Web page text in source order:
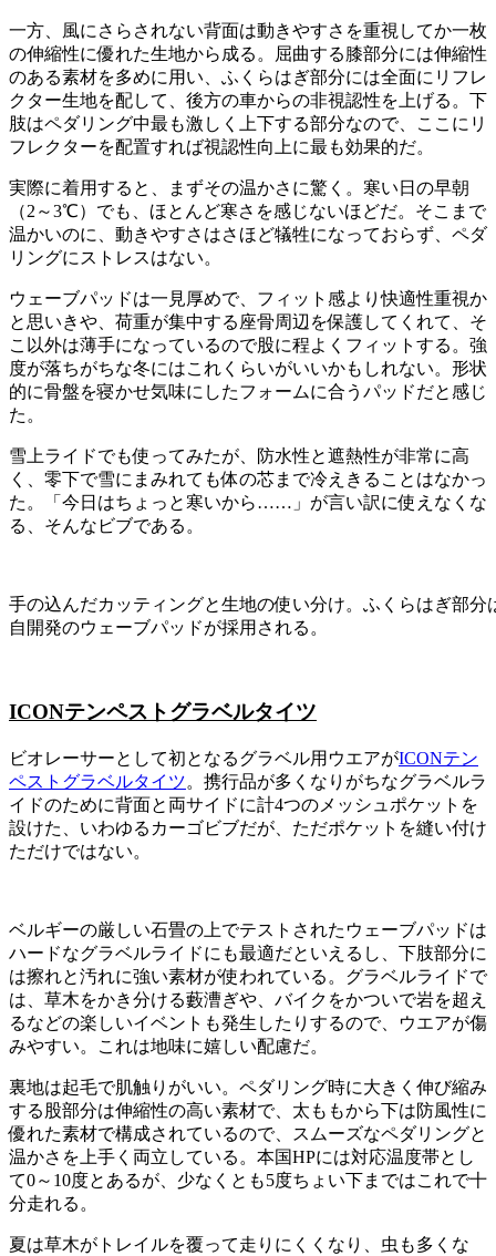
一方、風にさらされない背面は動きやすさを重視してか一枚
の伸縮性に優れた生地から成る。屈曲する膝部分には伸縮性
のある素材を多めに用い、ふくらはぎ部分には全面にリフレ
クター生地を配して、後方の車からの非視認性を上げる。下
肢はペダリング中最も激しく上下する部分なので、ここにリ
フレクターを配置すれば視認性向上に最も効果的だ。
実際に着用すると、まずその温かさに驚く。寒い日の早朝
（2～3℃）でも、ほとんど寒さを感じないほどだ。そこまで
温かいのに、動きやすさはさほど犠牲になっておらず、ペダ
リングにストレスはない。
ウェーブパッドは一見厚めで、フィット感より快適性重視か
と思いきや、荷重が集中する座骨周辺を保護してくれて、そ
こ以外は薄手になっているので股に程よくフィットする。強
度が落ちがちな冬にはこれくらいがいいかもしれない。形状
的に骨盤を寝かせ気味にしたフォームに合うパッドだと感じ
た。
雪上ライドでも使ってみたが、防水性と遮熱性が非常に高
く、零下で雪にまみれても体の芯まで冷えきることはなかっ
た。「今日はちょっと寒いから……」が言い訳に使えなくな
る、そんなビブである。
手の込んだカッティングと生地の使い分け。ふくらはぎ部
自開発のウェーブパッドが採用される。
ICONテンペストグラベルタイツ
ビオレーサーとして初となるグラベル用ウエアがICONテン
ペストグラベルタイツ。携行品が多くなりがちなグラベルラ
イドのために背面と両サイドに計4つのメッシュポケットを
設けた、いわゆるカーゴビブだが、ただポケットを縫い付け
ただけではない。
ベルギーの厳しい石畳の上でテストされたウェーブパッドは
ハードなグラベルライドにも最適だといえるし、下肢部分に
は擦れと汚れに強い素材が使われている。グラベルライドで
は、草木をかき分ける藪漕ぎや、バイクをかついで岩を超え
るなどの楽しいイベントも発生したりするので、ウエアが傷
みやすい。これは地味に嬉しい配慮だ。
裏地は起毛で肌触りがいい。ペダリング時に大きく伸び縮み
する股部分は伸縮性の高い素材で、太ももから下は防風性に
優れた素材で構成されているので、スムーズなペダリングと
温かさを上手く両立している。本国HPには対応温度帯とし
て0～10度とあるが、少なくとも5度ちょい下まではこれで十
分走れる。
夏は草木がトレイルを覆って走りにくくなり、虫も多くな